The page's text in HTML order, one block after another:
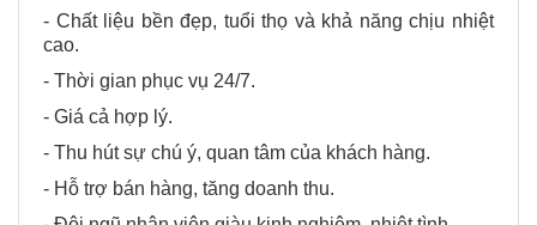
- Chất liệu bền đẹp, tuổi thọ và khả năng chịu nhiệt
cao.
- Thời gian phục vụ 24/7.
- Giá cả hợp lý.
- Thu hút sự chú ý, quan tâm của khách hàng.
- Hỗ trợ bán hàng, tăng doanh thu.